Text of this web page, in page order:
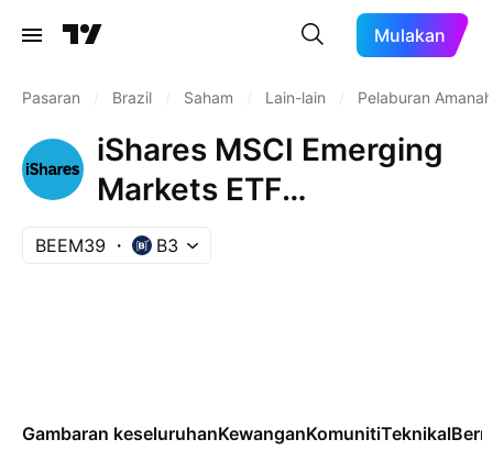
Mulakan
Pasaran Brazil Saham Lain-lain Pelaburan
iShares MSCI Emerging
Markets ETF
Unsponsored Brazilian
BEEM39 B3
Gambaran keseluruhanKewanganKomunitiTeknikal